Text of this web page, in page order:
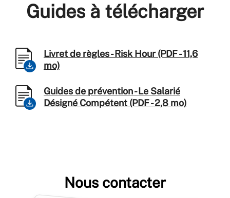
Guides à télécharger
Livret de règles - Risk Hour (PDF - 11,6
mo)
Guides de prévention - Le Salarié
Désigné Compétent (PDF - 2,8 mo)
Nous contacter